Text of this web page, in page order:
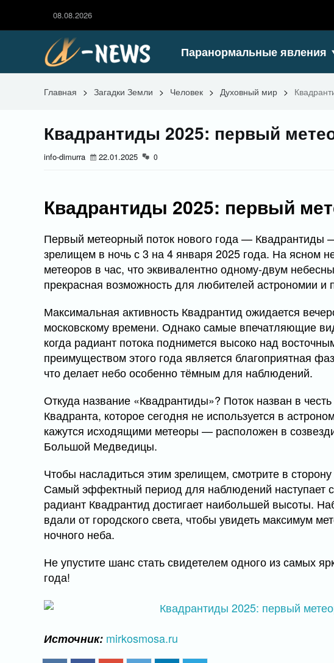
08.08.2026
Паранормальные явления
Главная > Загадки Земли > Человек > Духовный мир >
Квадрантиды 2025: первый
info-dimurra 22.01.2025 0
Квадрантиды 2025: первый
Первый метеорный поток нового года — Квадрантиды
зрелищем в ночь с 3 на 4 января 2025 года. На ясном
метеоров в час, что эквивалентно одному-двум
прекрасная возможность для любителей астрономии и
Максимальная активность Квадрантид ожидается
московскому времени. Однако самые впечатляющие
когда радиант потока поднимется высоко над
преимуществом этого года является благоприятная
что делает небо особенно тёмным для наблюдений.
Откуда название «Квадрантиды»? Поток назван в
Квадранта, которое сегодня не используется в
кажутся исходящими метеоры — расположен в
Большой Медведицы.
Чтобы насладиться этим зрелищем, смотрите в сторону
Самый эффектный период для наблюдений наступает с
радиант Квадрантид достигает наибольшей высоты.
вдали от городского света, чтобы увидеть максимум
ночного неба.
Не упустите шанс стать свидетелем одного из самых
года!
Источник: mirkosmosa.ru